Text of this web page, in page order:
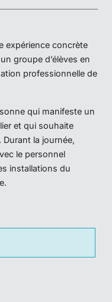
expérience concrète
groupe d’élèves en
professionnelle de
qui manifeste un
et qui souhaite
la journée,
le personnel
installations du